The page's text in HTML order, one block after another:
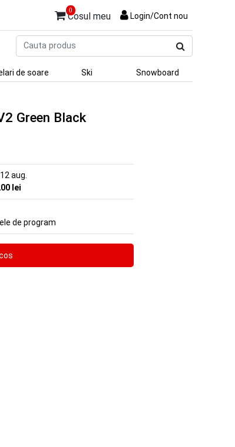
0
Cosul meu Login/Cont nou
produs
de soare Ski Snowboard
Green Black
aug.
lei
de program